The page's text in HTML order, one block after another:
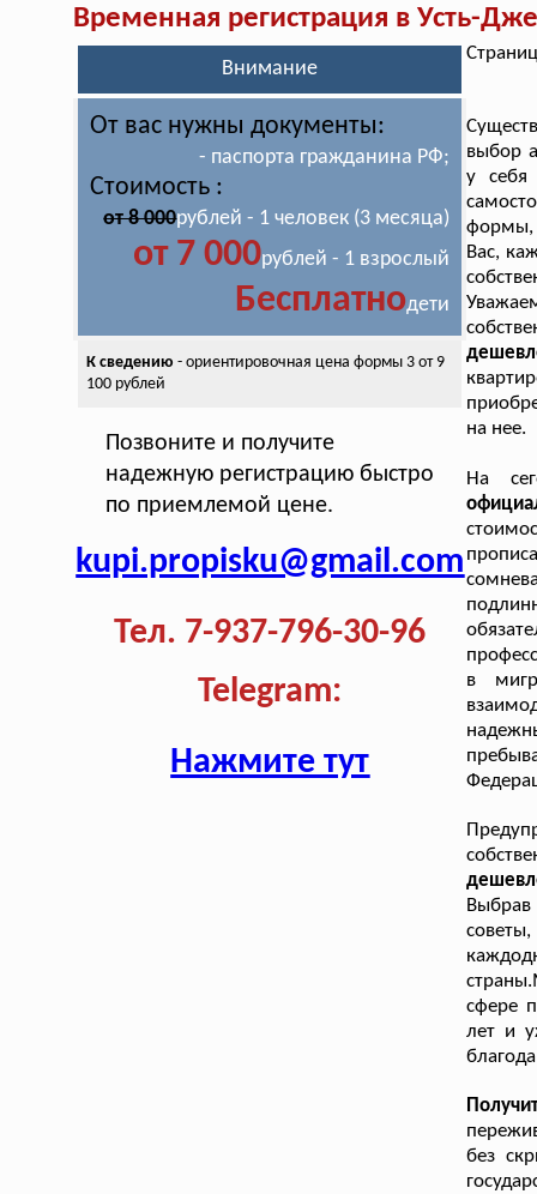
Временная регистрация в Усть-
Внимание
От вас нужны документы:
- паспорта гражданина РФ;
Стоимость :
от 8 000рублей - 1 человек (3 месяца)
от 7 000рублей - 1 взрослый
Бесплатнодети
К сведению - ориентировочная цена формы 3 от 9
100 рублей
Позвоните и получите
надежную регистрацию быстро
по приемлемой цене.
kupi.propisku@gmail.com
Тел. 7-937-796-30-96
Telegram:
Нажмите тут
выбор
у себя
формы,
Вас,
на нее.
На
в
Выбрав
сфере
лет и
без